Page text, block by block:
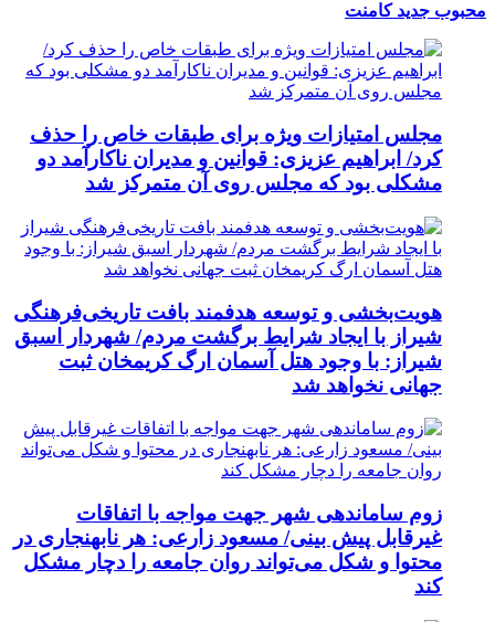
محبوب جدیدکامنت
مجلس امتیازات ویژه برای طبقات خاص را حذف
کرد/ ابراهیم عزیزی: قوانین و مدیران ناکارآمد دو
مشکلی بود که مجلس روی آن متمرکز شد
هویت‌بخشی و توسعه هدفمند بافت تاریخی‌فرهنگی
شیراز با ایجاد شرایط برگشت مردم/ شهردار اسبق
شیراز: با وجود هتل آسمان ارگ کریمخان ثبت
جهانی نخواهد شد
زوم ساماندهی شهر جهت مواجه با اتفاقات
غیرقابل پیش بینی/ مسعود زارعی: هر نابهنجاری در
محتوا و شکل می‌تواند روان جامعه را دچار مشکل
کند